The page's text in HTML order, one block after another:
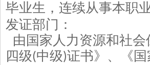
毕业生，连续从事本职
发证部门：
由国家人力资源和社
四级(中级)证书》、《